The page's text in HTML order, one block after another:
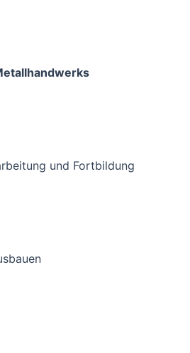
und Fortbildung